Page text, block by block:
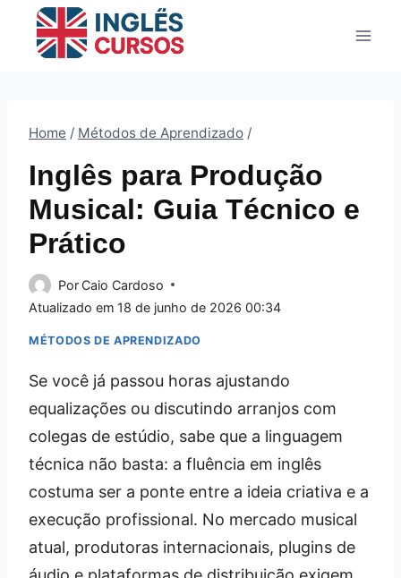
Home / Métodos de Aprendizado /
Inglês para Produção
Musical: Guia Técnico e
Prático
PorCaio Cardoso
Atualizado em 18 de junho de 2026 00:34
MÉTODOS DE APRENDIZADO
Se você já passou horas ajustando
equalizações ou discutindo arranjos com
colegas de estúdio, sabe que a linguagem
técnica não basta: a fluência em inglês
costuma ser a ponte entre a ideia criativa e a
execução profissional. No mercado musical
atual, produtoras internacionais, plugins de